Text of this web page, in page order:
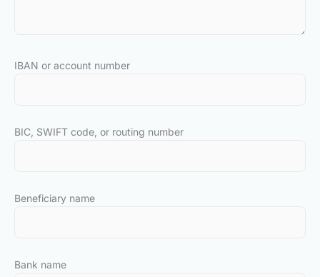
IBAN or account number
BIC, SWIFT code, or routing number
Beneficiary name
Bank name